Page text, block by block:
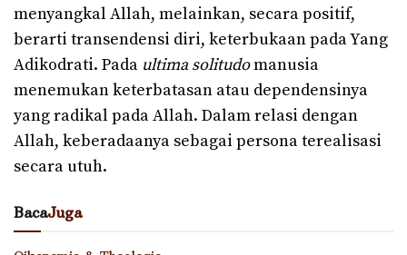
menyangkal Allah, melainkan, secara positif,
berarti transendensi diri, keterbukaan pada Yang
Adikodrati. Pada ultima solitudomanusia
menemukan keterbatasan atau dependensinya
yang radikal pada Allah. Dalam relasi dengan
Allah, keberadaanya sebagai persona terealisasi
secara utuh.
BacaJuga